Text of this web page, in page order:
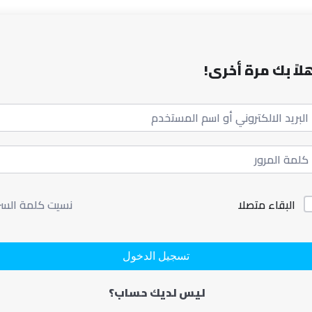
بك مرة أخرى!
البقاء متصلا نسيت كلمة
تسجيل الدخول
ليس لديك حساب؟